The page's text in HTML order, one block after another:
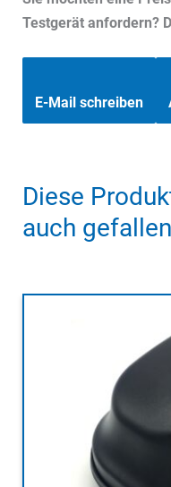
Testgerät anfordern?
E-Mail schreiben
Diese
auch